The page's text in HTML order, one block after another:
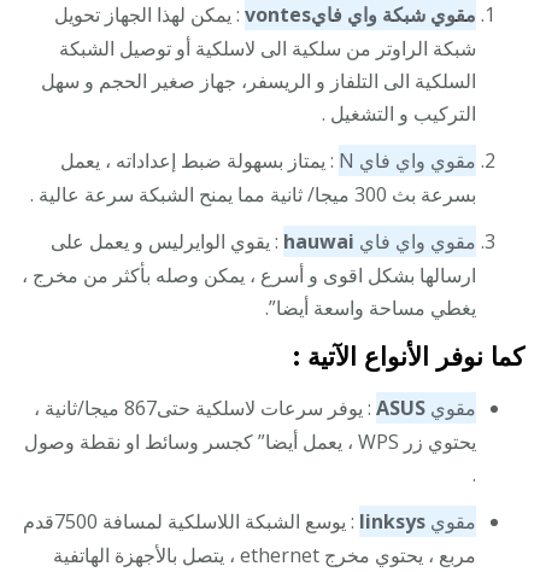
مقوي شبكة واي فايvontes : يمكن لهذا الجهاز تحويل
شبكة الراوتر من سلكية الى لاسلكية أو توصيل الشبكة
السلكية الى التلفاز و الريسفر، جهاز صغير الحجم و سهل
التركيب و التشغيل .
مقوي واي فاي N
: يمتاز بسهولة ضبط إعداداته ، يعمل
بسرعة بث 300 ميجا/ ثانية مما يمنح الشبكة سرعة عالية .
مقوي واي فاي hauwai : يقوي الوايرليس و يعمل على
ارسالها بشكل اقوى و أسرع ، يمكن وصله بأكثر من مخرج ،
يغطي مساحة واسعة أيضا”.
كما نوفر الأنواع الآتية :
مقويASUS
: يوفر سرعات لاسلكية حتى867 ميجا/ثانية ،
يحتوي زر WPS ، يعمل أيضا” كجسر وسائط او نقطة وصول
.
مقويlinksys
: يوسع الشبكة اللاسلكية لمسافة 7500قدم
مربع ، يحتوي مخرج ethernet ، يتصل بالأجهزة الهاتفية